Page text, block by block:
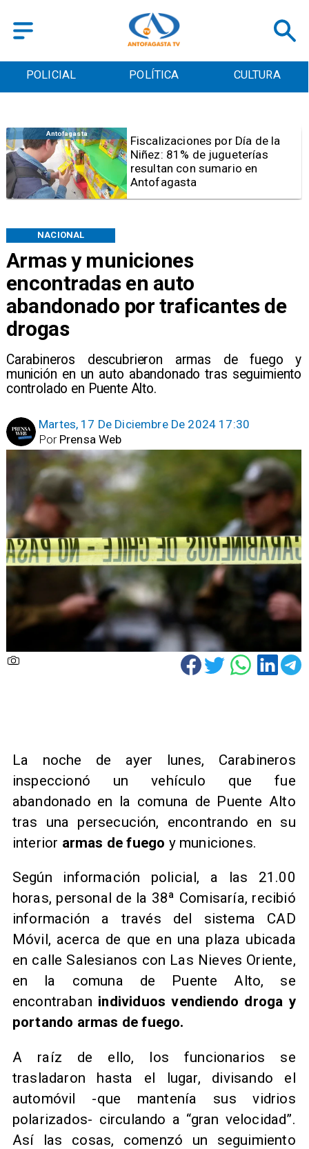
POLICIAL POLÍTICA CULTURA
Armas y municiones
encontradas en auto
abandonado por traficantes de
drogas
Carabineros descubrieron armas de fuego y
munición en un auto abandonado tras seguimiento
controlado en Puente Alto.
NACIONAL
Martes, 17 De Diciembre De 2024 17:30
Prensa Web
Por
Antofagasta
Tribunal frena opción de pena
mixta para Karen Rojo por ahora
La noche de ayer lunes, Carabineros
inspeccionó un vehículo que fue
abandonado en la comuna de Puente Alto
tras una persecución, encontrando en su
interior armas de fuego y municiones.
Según información policial, a las 21.00
horas, personal de la 38ª Comisaría, recibió
información a través del sistema CAD
Móvil, acerca de que en una plaza ubicada
en calle Salesianos con Las Nieves Oriente,
en la comuna de Puente Alto, se
encontraban individuos vendiendo droga y
portando armas de fuego.
A raíz de ello, los funcionarios se
trasladaron hasta el lugar, divisando el
automóvil -que mantenía sus vidrios
polarizados- circulando a “gran velocidad”.
Así las cosas, comenzó un seguimiento